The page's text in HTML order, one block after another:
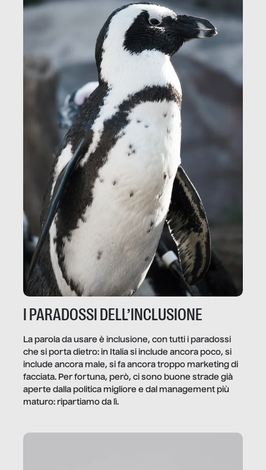
I PARADOSSI DELL’INCLUSIONE
La parola da usare è inclusione, con tutti i paradossi
che si porta dietro: in Italia si include ancora poco, si
include ancora male, si fa ancora troppo marketing di
facciata. Per fortuna, però, ci sono buone strade già
aperte dalla politica migliore e dal management più
maturo: ripartiamo da lì.